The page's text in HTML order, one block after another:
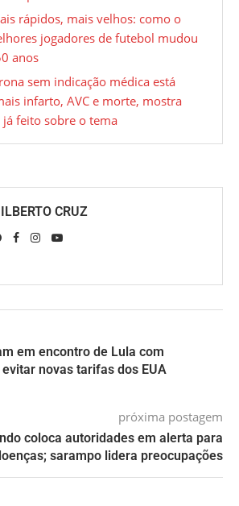
rápidos, mais velhos: como o
jogadores de futebol mudou
anos
sem indicação médica está
infarto, AVC e morte, mostra
feito sobre o tema
CRUZ
em encontro de Lula com
novas tarifas dos EUA
próxima postagem
coloca autoridades em alerta para
sarampo lidera preocupações